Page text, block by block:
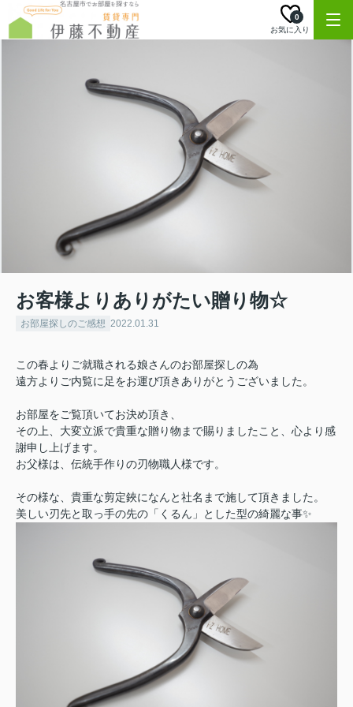
お気に入り
0
お客様よりありがたい贈り物☆
お部屋探しのご感想 2022.01.31
この春よりご就職される娘さんのお部屋探しの為
遠方よりご内覧に足をお運び頂きありがとうございました。
お部屋をご覧頂いてお決め頂き、
その上、大変立派で貴重な贈り物まで賜りましたこと、心より感
謝申し上げます。
お父様は、伝統手作りの刃物職人様です。
その様な、貴重な剪定鋏になんと社名まで施して頂きました。
美しい刃先と取っ手の先の「くるん」とした型の綺麗な事✨